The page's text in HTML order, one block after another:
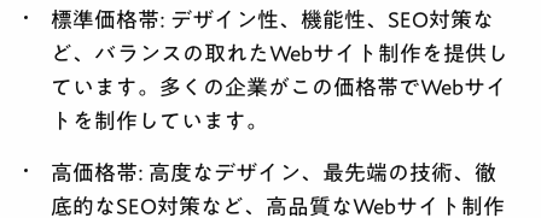
標準価格帯: デザイン性、機能性、SEO対策な
ど、バランスの取れたWebサイト制作を提供し
ています。多くの企業がこの価格帯でWebサイ
トを制作しています。
高価格帯: 高度なデザイン、最先端の技術、徹
底的なSEO対策など、高品質なWebサイト制作